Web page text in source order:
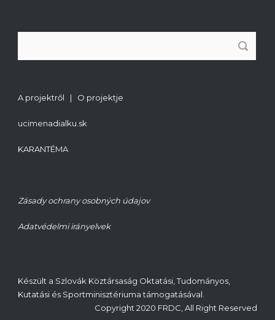
A projektről | O projektje
ucimenadialku.sk
KARANTÉMA
Zásady ochrany osobných údajov
Adatvédelmi irányelvek
Készült a Szlovák Köztársaság Oktatási, Tudományos,
Kutatási és Sportminisztériuma támogatásával.
Copyright 2020 FRDC, All Right Reserved